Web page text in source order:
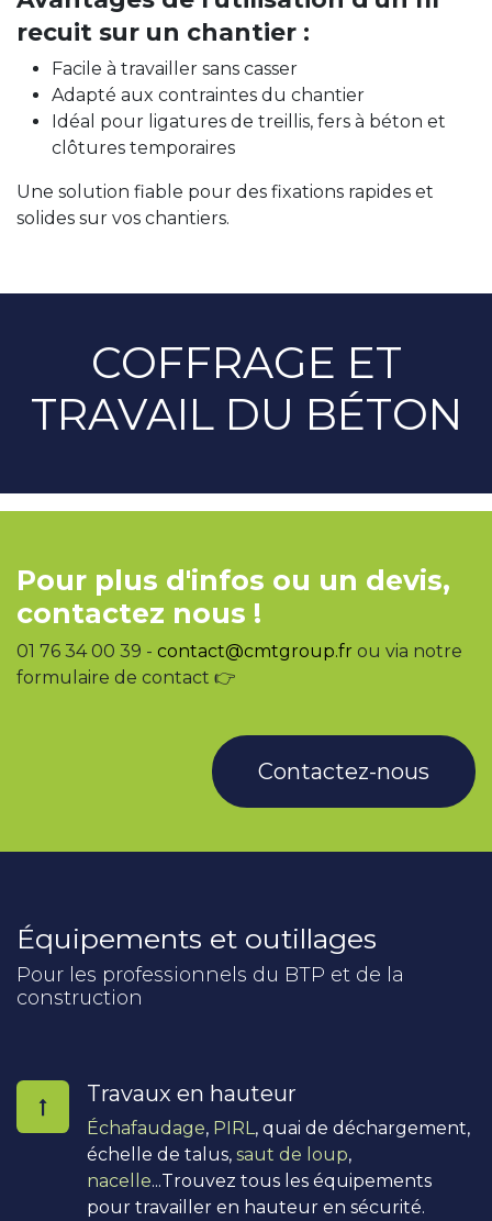
recuit sur un chantier :
Facile à travailler sans casser
Adapté aux contraintes du chantier
Idéal pour ligatures de treillis, fers à béton et
clôtures temporaires
Une solution fiable pour des fixations rapides et
solides sur vos chantiers.
COFFRAGE ET
TRAVAIL DU BÉTON
Pour plus d'infos ou un devis,
contactez nous !
01 76 34 00 39 - contact@cmtgroup.fr ou via notre
formulaire de contact 👉
Contactez-nous
Équipements et outillages
Pour les professionnels du BTP et de la
construction
Travaux en hauteur
Échafaudage, PIRL, quai de déchargement,
échelle de talus, saut de loup,
nacelle...Trouvez tous les équipements
pour travailler en hauteur en sécurité.